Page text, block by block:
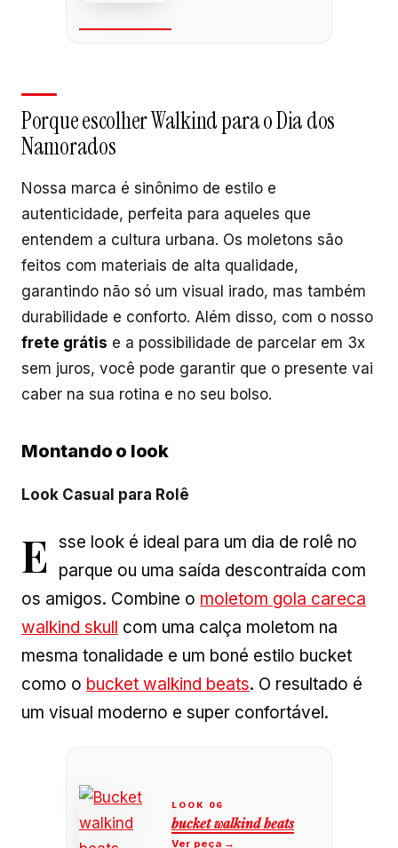
Porque escolher Walkind para o Dia dos
Namorados
Nossa marca é sinônimo de estilo e
autenticidade, perfeita para aqueles que
entendem a cultura urbana. Os moletons são
feitos com materiais de alta qualidade,
garantindo não só um visual irado, mas também
durabilidade e conforto. Além disso, com o nosso
frete grátis e a possibilidade de parcelar em 3x
sem juros, você pode garantir que o presente vai
caber na sua rotina e no seu bolso.
Montando o look
Look Casual para Rolê
E
sse look é ideal para um dia de rolê no
parque ou uma saída descontraída com
os amigos. Combine o moletom gola careca
walkind skull com uma calça moletom na
mesma tonalidade e um boné estilo bucket
como o bucket walkind beats. O resultado é
um visual moderno e super confortável.
bucket walkind beats